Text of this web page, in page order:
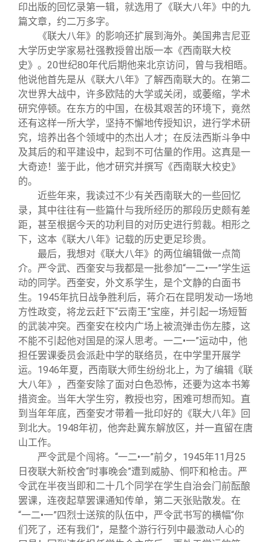
印出版的回忆录第一辑，就选用了《联大八年》中的九
篇文章，约二万多字。
《联大八年》的影响还扩展到海外。美国弗吉尼亚
大学历史学家易社强教授曾出版一本《西南联大校
史》。 20世纪80年代后期他来北京访问，曾与我相晤。
他说他首先是从《联大八年》了解西南联大的。在第二
次世界大战中，许多欧陆的大学或关闭，或萎缩，学术
研究停顿。在东方的中国，在极其艰苦的环境下，竟然
还有这样一所大学，坚持不懈地传授知识，进行学术研
究，培养出各个领域中的杰出人才；在反法西斯斗争中
及其后的和平建设中，起到不可估量的作用。这真是一
大奇迹！鉴于此，他才研究并撰写《西南联大校史》
的。
近些年来，我读过不少有关西南联大的一些回忆
录，其中往往有一些篇什与我所经历的那段历史颇有差
距，甚至根据今天的功利目的对历史进行剪裁。相形之
下，这本《联大八年》记载的历史更足珍贵。
最后，我想对《联大八年》的两位编辑做一点简
介。严令武、西奎安与我都是一批参加“一二•一”学生运
动的同学。西奎安，外文系学生，是个文静的白面书
生。 1945年抗日战争胜利后，蒋介石在昆明发动一场地
方性政变，将龙云赶下“云南王”宝座，并引起一场短暂
的武装冲突。西奎安在校内广场上被流弹击伤左膝，这
不能不引起他对国是的深人思考。一二•一”运动中，他
担任罢课委员会派赴中学的联络员，在中学里开展学
运。 1946年夏，西南联大师生纷纷北上，为了编辑《联
大八年》，西奎安除了面对白色恐怖，还要为这本书筹
措资金。当年大学生穷，教授也穷，困难可想而知。直
到当年年底，西奎安才带着一批印好的《联大八年》回
到北大。 1948年初，他奔赴冀东解放区，并一直留在唐
山工作。
严令武是个闯将。“一二•一”前夕， 1945年11 月 25
日夜联大新校舍“时事晚会”遭到威胁、恫吓和枪击。严
令武在半夜当即和二十几个同学在学生自治会门前酝酿
罢课，连夜起草罢课通知传单，第二天张贴散发。在
“一二•一”四烈士送殡的队伍中，严令武书写的横幅“你
们死了，还有我们” ，是整个游行行列中最激动人心的